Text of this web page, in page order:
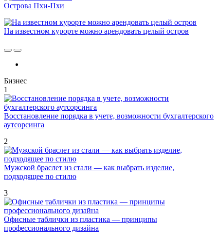
Острова Пхи-Пхи
На известном курорте можно арендовать целый остров
Бизнес
1
Восстановление порядка в учете, возможности бухгалтерского
аутсорсинга
2
Мужской браслет из стали — как выбрать изделие,
подходящее по стилю
3
Офисные таблички из пластика — принципы
профессионального дизайна